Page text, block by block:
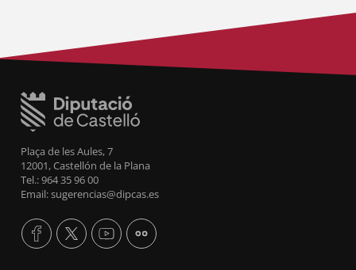
Plaça de les Aules, 7
12001, Castellón de la Plana
Tel.: 964 35 96 00
Email: sugerencias@dipcas.es